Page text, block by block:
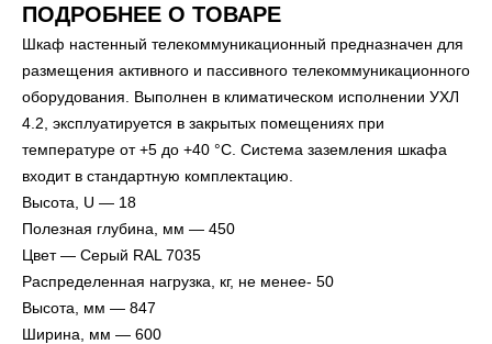
ПОДРОБНЕЕ О ТОВАРЕ
Шкаф настенный телекоммуникационный предназначен для
размещения активного и пассивного телекоммуникационного
оборудования. Выполнен в климатическом исполнении УХЛ
4.2, эксплуатируется в закрытых помещениях при
температуре от +5 до +40 °С. Система заземления шкафа
входит в стандартную комплектацию.
Высота, U — 18
Полезная глубина, мм — 450
Цвет — Серый RAL 7035
Распределенная нагрузка, кг, не менее- 50
Высота, мм — 847
Ширина, мм — 600